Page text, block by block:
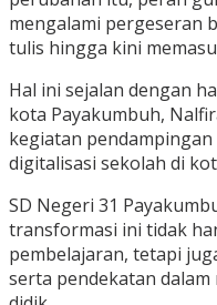
mengalami pergeseran
tulis hingga kini
Hal ini sejalan dengan
kota Payakumbuh,
kegiatan
digitalisasi sekolah di
SD Negeri 31
transformasi ini tidak
pembelajaran, tetapi
serta pendekatan